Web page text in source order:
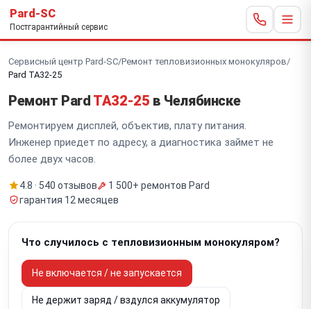
Pard-SC
Постгарантийный сервис
Сервисный центр Pard-SC/Ремонт тепловизионных монокуляров/
Pard TA32-25
Ремонт Pard TA32-25 в Челябинске
Ремонтируем дисплей, объектив, плату питания.
Инженер приедет по адресу, а диагностика займет не
более двух часов.
4.8 · 540 отзывов
1 500+ ремонтов Pard
гарантия 12 месяцев
Что случилось с тепловизионным монокуляром?
Не включается / не запускается
Не держит заряд / вздулся аккумулятор